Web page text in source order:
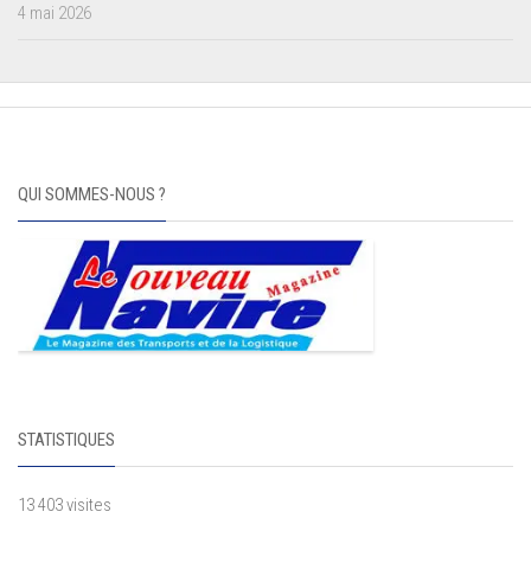
4 mai 2026
QUI SOMMES-NOUS ?
STATISTIQUES
13 403 visites